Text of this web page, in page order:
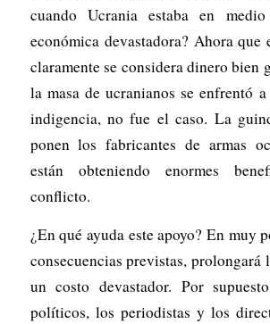
cuando Ucrania estaba en
económica devastadora? Ahora que
claramente se considera dinero bien
la masa de ucranianos se enfrentó
indigencia, no fue el caso. La
ponen los fabricantes de armas
están obteniendo enormes
conflicto.
¿En qué ayuda este apoyo? En muy
consecuencias previstas, prolongará
un costo devastador. Por
políticos, los periodistas y los